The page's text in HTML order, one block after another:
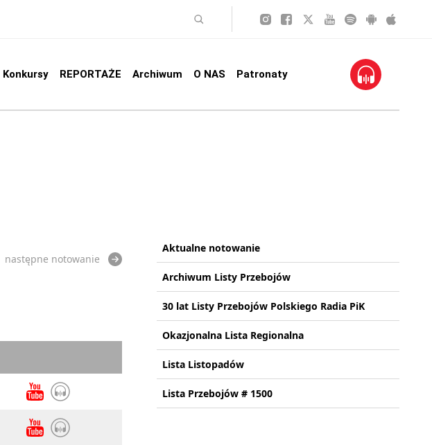
Konkursy REPORTAŻE Archiwum O NAS Patronaty
następne notowanie
Aktualne notowanie
Archiwum Listy Przebojów
30 lat Listy Przebojów Polskiego Radia PiK
Okazjonalna Lista Regionalna
Lista Listopadów
Lista Przebojów # 1500